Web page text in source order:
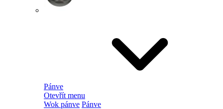
Pánve
Otevřít menu
Wok pánve Pánve